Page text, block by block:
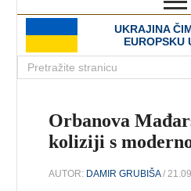
UKRAJINA
EUROPSKU
Orbanova
koliziji s
AUTOR: DAMIR GRUBIŠA/